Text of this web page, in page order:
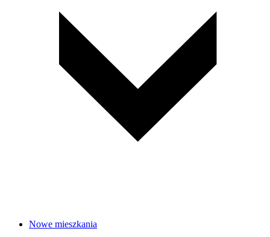
Nowe mieszkania